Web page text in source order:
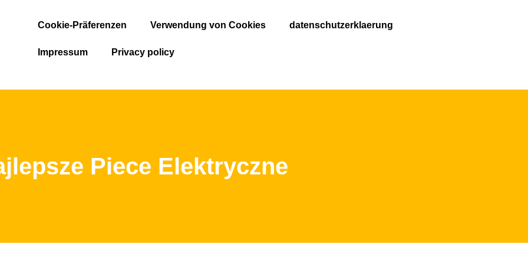
Cookie-Präferenzen Verwendung von Cookies datenschutzerklaerung
Impressum Privacy policy
Piece Elektryczne